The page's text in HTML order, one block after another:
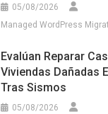
05/08/2026
Managed WordPress
Evalúan Reparar
Viviendas Dañadas
Tras Sismos
05/08/2026